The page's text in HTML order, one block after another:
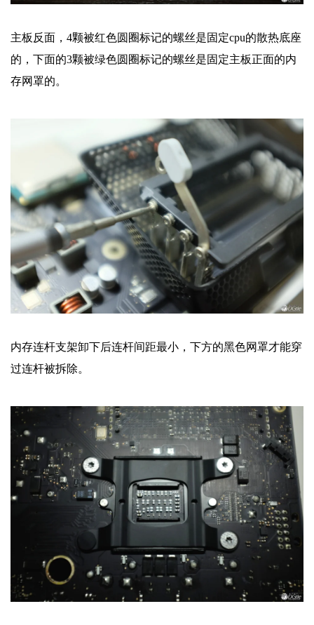
主板反面，4颗被红色圆圈标记的螺丝是固定cpu的散热底座
的，下面的3颗被绿色圆圈标记的螺丝是固定主板正面的内
存网罩的。
内存连杆支架卸下后连杆间距最小，下方的黑色网罩才能穿
过连杆被拆除。